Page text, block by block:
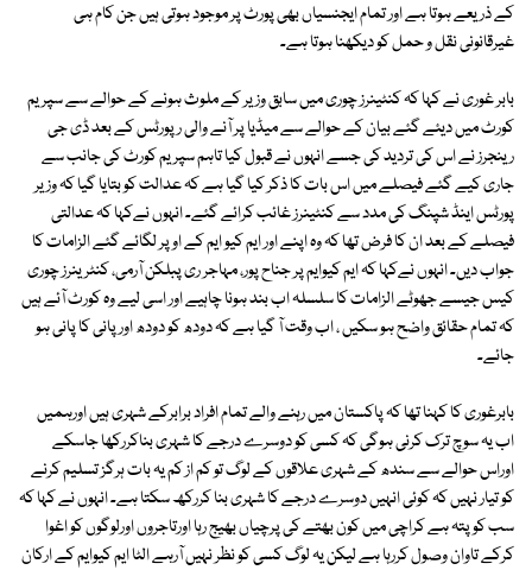
کے ذریعے ہوتا ہے اور تمام ایجنسیاں بھی پورٹ پر موجود ہوتی ہیں جن کام ہی
غیرقانونی نقل و حمل کو دیکھنا ہوتا ہے۔
بابر غوری نے کہا کہ کنٹینرز چوری میں سابق وزیر کے ملوث ہونے کے حوالے سے سپریم
کورٹ میں دیئے گئے بیان کے حوالے سے میڈیا پر آنے والی رپورٹس کے بعد ڈی جی
رینجرز نے اس کی تردید کی جسے انہوں نے قبول کیا تاہم سپریم کورٹ کی جانب سے
جاری کیے گئے فیصلے میں اس بات کا ذکر کیا گیا ہے کہ عدالت کو بتایا گیا کہ وزیر
پورٹس اینڈ شپنگ کی مدد سے کنٹینرز غائب کرائے گئے۔ انہوں نےکہا کہ عدالتی
فیصلے کے بعد ان کا فرض تھا کہ وہ اپنے اور ایم کیو ایم کے اوپر لگائے گئے الزامات کا
جواب دیں۔ انہوں نےکہا کہ ایم کیوایم پر جناح پور، مہاجر ری پبلکن آرمی، کنٹرینرز چوری
کیس جیسے جھوٹے الزامات کا سلسلہ اب بند ہونا چاہیے اور اسی لیے وہ کورٹ آئے ہیں
کہ تمام حقائق واضح ہو سکیں ، اب وقت آ گیا ہے کہ دودھ کو دودھ اور پانی کا پانی ہو
جائے۔
بابرغوری کا کہنا تھا کہ پاکستان میں رہنے والے تمام افراد برابرکے شہری ہیں اورہمیں
اب یہ سوچ ترک کرنی ہوگی کہ کسی کو دوسرے درجے کا شہری بناکررکھا جاسکے
اوراس حوالے سے سندھ کے شہری علاقوں کے لوگ تو کم از کم یہ بات ہرگز تسلیم کرنے
کو تیار نہیں کہ کوئی انہیں دوسرے درجے کا شہری بنا کررکھ سکتا ہے۔ انہوں نے کہا کہ
سب کو پتہ ہے کراچی میں کون بھتے کی پرچیاں بھیج رہا اورتاجروں اورلوگوں کو اغوا
کرکے تاوان وصول کررہا ہے لیکن یہ لوگ کسی کو نظر نہیں آرہے الٹا ایم کیوایم کے ارکان